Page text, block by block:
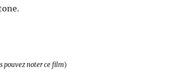
pouvez noter ce film)